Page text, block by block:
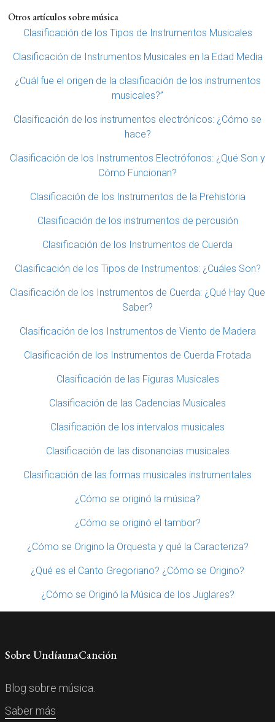
Otros artículos sobre música
Clasificación de los Tipos de Instrumentos Musicales
Clasificación de Instrumentos Musicales en la Edad Media
¿Cuál fue el origen de la clasificación de los instrumentos
musicales?”
Clasificación de los instrumentos electrónicos: ¿Cómo se
hace?
Clasificación de los Instrumentos Electrófonos: ¿Qué Son y
Cómo Funcionan?
Clasificación de los Instrumentos de la Prehistoria
Clasificación de los instrumentos de percusión
Clasificación de los Instrumentos de Cuerda
Clasificación de los Tipos de Instrumentos: ¿Cuáles Son?
Clasificación de los Instrumentos de Cuerda: ¿Qué Hay Que
Saber?
Clasificación de los Instrumentos de Viento de Madera
Clasificación de los Instrumentos de Cuerda Frotada
Clasificación de las Figuras Musicales
Clasificación de las Cadencias Musicales
Clasificación de los intervalos musicales
Clasificación de las disonancias musicales
Clasificación de las formas musicales instrumentales
¿Cómo se originó la música?
¿Cómo se originó el tambor?
¿Cómo se Origino la Orquesta y qué la Caracteriza?
¿Qué es el Canto Gregoriano? ¿Cómo se Origino?
¿Cómo se Originó la Música de los Juglares?
Sobre UndíaunaCanción
Blog sobre música.
Saber más